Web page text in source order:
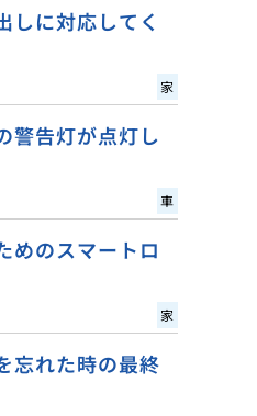
しに対応してく
家
警告灯が点灯し
車
めのスマートロ
家
忘れた時の最終